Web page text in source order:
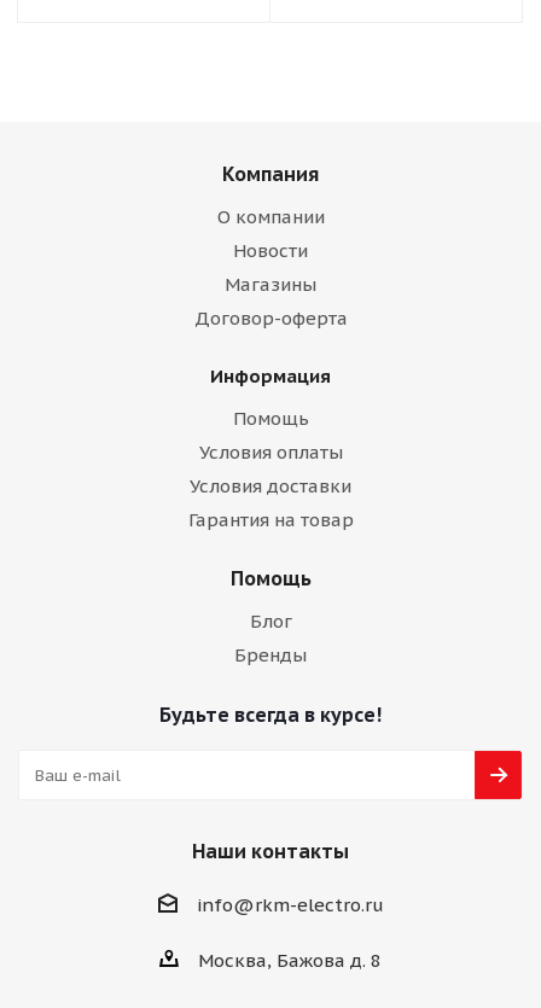
Компания
О компании
Новости
Магазины
Договор-оферта
Информация
Помощь
Условия оплаты
Условия доставки
Гарантия на товар
Помощь
Блог
Бренды
Будьте всегда в курсе!
Наши контакты
info@rkm-electro.ru
Москва, Бажова д. 8